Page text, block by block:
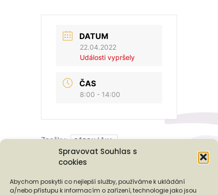
Spravovat Souhlas s
cookies
Abychom poskytli co nejlepší služby, používáme k ukládání
a/nebo přístupu k informacím o zařízení, technologie jako jsou
DATUM
22.04.2022
Události vypršely
ČAS
8:00 - 14:00
Značky: PŘEDNÁŠKA
Podporují nás...